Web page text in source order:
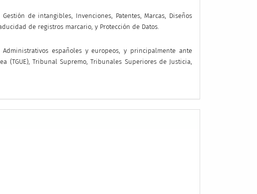
de intangibles, Invenciones, Patentes, Marcas, Diseños
de registros marcario, y Protección de Datos.
españoles y europeos, y principalmente ante
Tribunal Supremo, Tribunales Superiores de Justicia,